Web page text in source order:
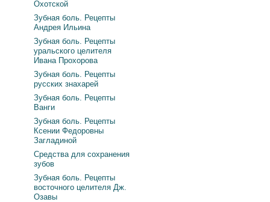
Охотской
Зубная боль. Рецепты
Андрея Ильина
Зубная боль. Рецепты
уральского целителя
Ивана Прохорова
Зубная боль. Рецепты
русских знахарей
Зубная боль. Рецепты
Ванги
Зубная боль. Рецепты
Ксении Федоровны
Загладиной
Средства для сохранения
зубов
Зубная боль. Рецепты
восточного целителя Дж.
Озавы